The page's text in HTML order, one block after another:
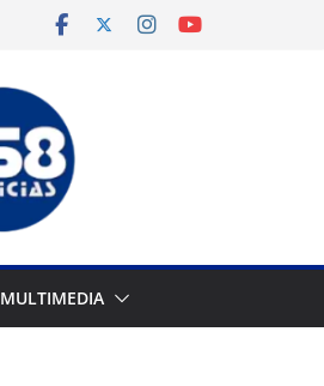
MULTIMEDIA